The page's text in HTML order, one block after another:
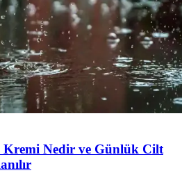
Kremi Nedir ve Günlük Cilt